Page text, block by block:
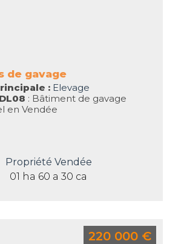
de gavage
: Elevage
: Bâtiment de gavage
en Vendée
Propriété Vendée
01 ha 60 a 30 ca
220 000 €